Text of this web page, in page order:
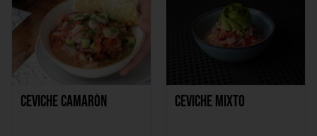
Ceviche Camarón Ceviche Mixto